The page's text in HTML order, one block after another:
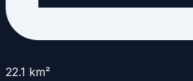
22.1 km²